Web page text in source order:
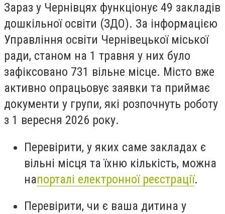
Зараз у Чернівцях функціонує 49 закладів
дошкільної освіти (ЗДО). За інформацією
Управління освіти Чернівецької міської
ради, станом на 1 травня у них було
зафіксовано 731 вільне місце. Місто вже
активно опрацьовує заявки та приймає
документи у групи, які розпочнуть роботу
з 1 вересня 2026 року.
Перевірити, у яких саме закладах є
вільні місця та їхню кількість, можна
напорталі електронної реєстрації.
Перевірити, чи є ваша дитина у